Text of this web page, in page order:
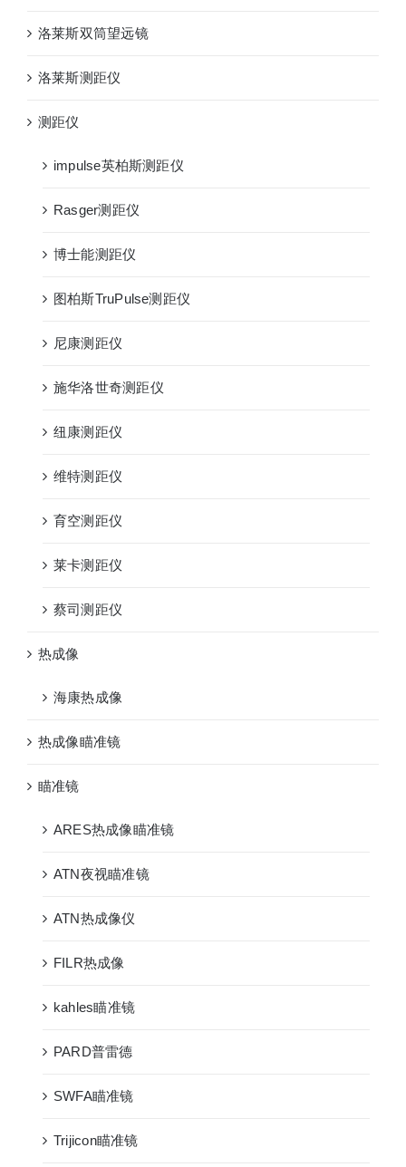
洛莱斯双筒望远镜
洛莱斯测距仪
测距仪
impulse英柏斯测距仪
Rasger测距仪
博士能测距仪
图柏斯TruPulse测距仪
尼康测距仪
施华洛世奇测距仪
纽康测距仪
维特测距仪
育空测距仪
莱卡测距仪
蔡司测距仪
热成像
海康热成像
热成像瞄准镜
瞄准镜
ARES热成像瞄准镜
ATN夜视瞄准镜
ATN热成像仪
FILR热成像
kahles瞄准镜
PARD普雷德
SWFA瞄准镜
Trijicon瞄准镜